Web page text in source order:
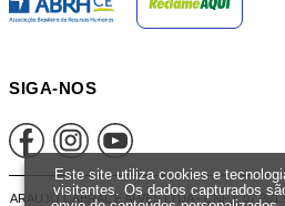
SIGA-NOS
ARAUJO CABRAL E ALVES LTDA - CNPJ:
Este site utiliza cookies e
visitantes. Os dados capturados